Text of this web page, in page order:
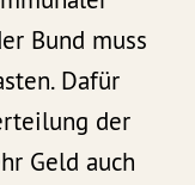
Bund muss
Dafür
der
Geld auch